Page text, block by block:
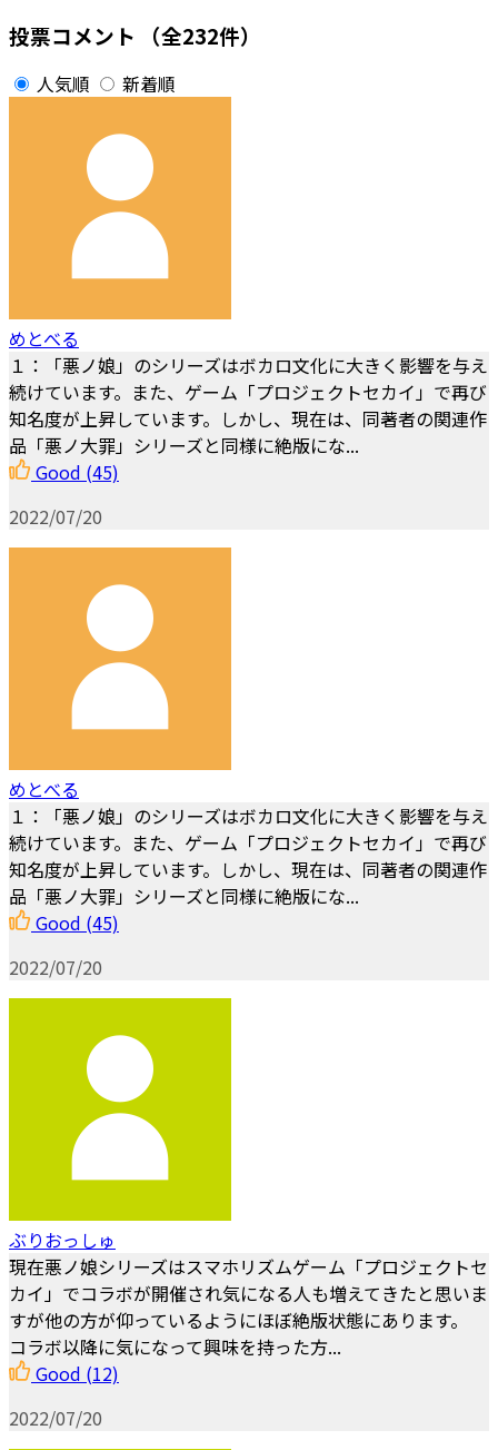
投票コメント （全232件）
人気順 新着順
めとべる
１：「悪ノ娘」のシリーズはボカロ文化に大きく影響を与え
続けています。また、ゲーム「プロジェクトセカイ」で再び
知名度が上昇しています。しかし、現在は、同著者の関連作
品「悪ノ大罪」シリーズと同様に絶版にな...
Good (45)
2022/07/20
めとべる
１：「悪ノ娘」のシリーズはボカロ文化に大きく影響を与え
続けています。また、ゲーム「プロジェクトセカイ」で再び
知名度が上昇しています。しかし、現在は、同著者の関連作
品「悪ノ大罪」シリーズと同様に絶版にな...
Good (45)
2022/07/20
ぶりおっしゅ
現在悪ノ娘シリーズはスマホリズムゲーム「プロジェクトセ
カイ」でコラボが開催され気になる人も増えてきたと思いま
すが他の方が仰っているようにほぼ絶版状態にあります。
コラボ以降に気になって興味を持った方...
Good (12)
2022/07/20